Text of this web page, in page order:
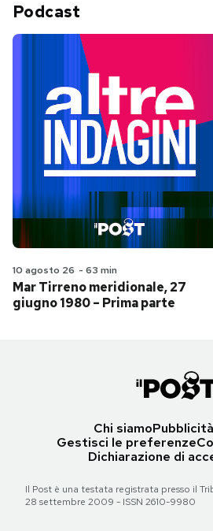
Podcast
10 agosto 26 - 63 min
Mar Tirreno meridionale, 27
giugno 1980 – Prima parte
Chi siamoPubblicità
Gestisci le preferenze
Dichiarazione di
Il Post è una testata registrata presso il
28 settembre 2009 - ISSN 2610-9980